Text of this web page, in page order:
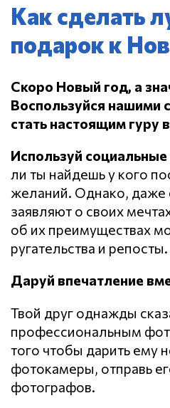
Как сделать
подарок к
Скоро Новый год, а
Воспользуйся нашими
стать настоящим гуру
Используй социальные
ли ты найдешь у кого
желаний. Однако, даже
заявляют о своих
об их преимуществах
ругательства и репосты.
Даруй впечатление
Твой друг однажды
профессиональным
того чтобы дарить ему
фотокамеры, отправь
фотографов.